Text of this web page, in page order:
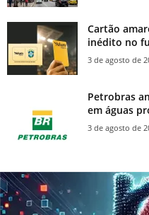
Cartão
inédito no
3 de agosto de
Petrobras
em águas
3 de agosto de